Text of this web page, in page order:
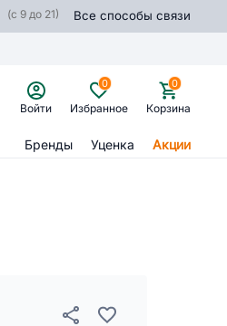
(с 9 до 21) Все способы связи
Войти Избранное
0
Корзина
0
Бренды Уценка Акции